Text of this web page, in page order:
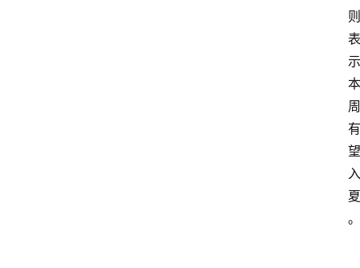
则
表
示
本
周
有
望
入
夏
。